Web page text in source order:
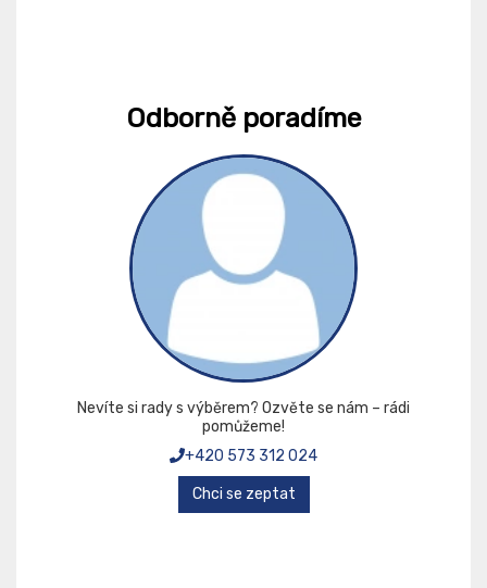
Odborně poradíme
Nevíte si rady s výběrem? Ozvěte se nám – rádi
pomůžeme!
+420 573 312 024
Chci se zeptat